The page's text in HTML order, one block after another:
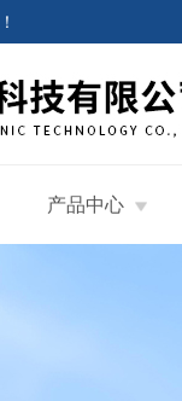
！
产品中心